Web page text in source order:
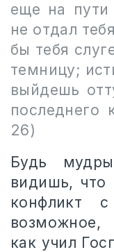
еще на
не отдал
бы тебя
темницу;
выйдешь
последнего
26)
Будь
видишь, что
конфликт
возможное,
как учил